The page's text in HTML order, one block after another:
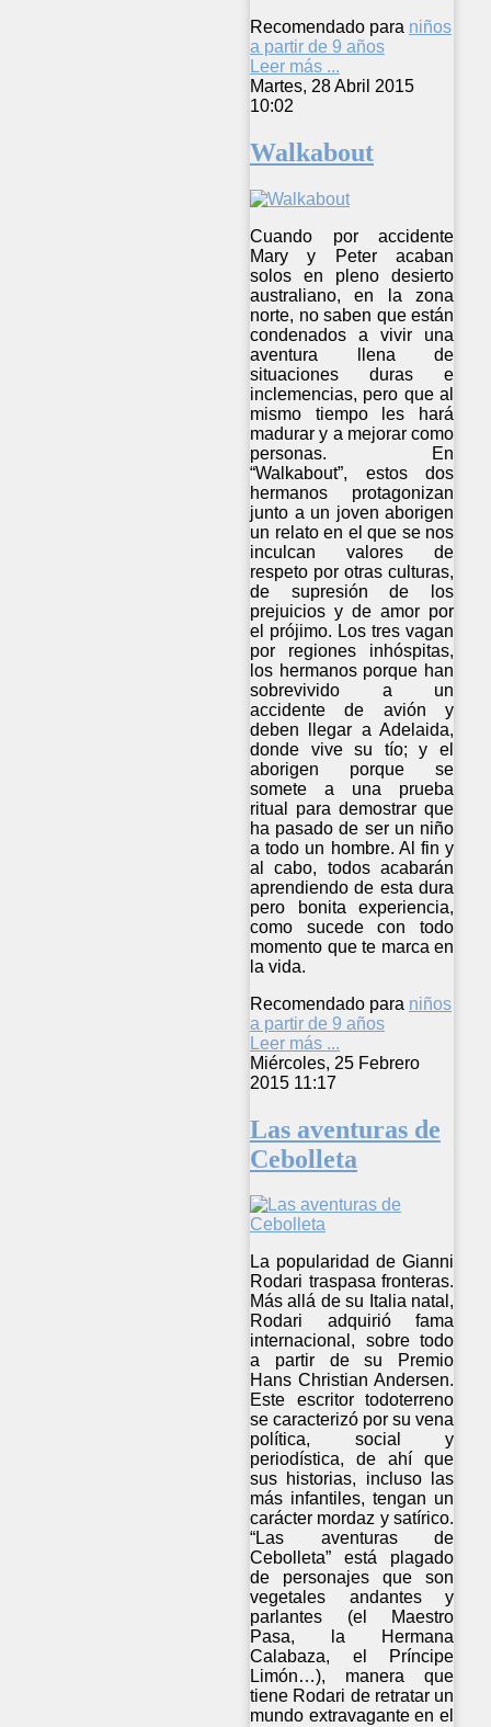
Recomendado para niños
a partir de 9 años
Leer más ...
Martes, 28 Abril 2015
10:02
Walkabout
Cuando por accidente
Mary y Peter acaban
solos en pleno desierto
australiano, en la zona
norte, no saben que están
condenados a vivir una
aventura llena de
situaciones duras e
inclemencias, pero que al
mismo tiempo les hará
madurar y a mejorar como
personas. En
“Walkabout”, estos dos
hermanos protagonizan
junto a un joven aborigen
un relato en el que se nos
inculcan valores de
respeto por otras culturas,
de supresión de los
prejuicios y de amor por
el prójimo. Los tres vagan
por regiones inhóspitas,
los hermanos porque han
sobrevivido a un
accidente de avión y
deben llegar a Adelaida,
donde vive su tío; y el
aborigen porque se
somete a una prueba
ritual para demostrar que
ha pasado de ser un niño
a todo un hombre. Al fin y
al cabo, todos acabarán
aprendiendo de esta dura
pero bonita experiencia,
como sucede con todo
momento que te marca en
la vida.
Recomendado para niños
a partir de 9 años
Leer más ...
Miércoles, 25 Febrero
2015 11:17
Las aventuras de
Cebolleta
La popularidad de Gianni
Rodari traspasa fronteras.
Más allá de su Italia natal,
Rodari adquirió fama
internacional, sobre todo
a partir de su Premio
Hans Christian Andersen.
Este escritor todoterreno
se caracterizó por su vena
política, social y
periodística, de ahí que
sus historias, incluso las
más infantiles, tengan un
carácter mordaz y satírico.
“Las aventuras de
Cebolleta” está plagado
de personajes que son
vegetales andantes y
parlantes (el Maestro
Pasa, la Hermana
Calabaza, el Príncipe
Limón…), manera que
tiene Rodari de retratar un
mundo extravagante en el